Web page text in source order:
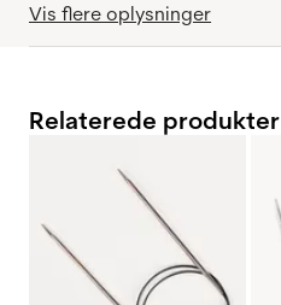
Vis flere oplysninger
Relaterede produkter